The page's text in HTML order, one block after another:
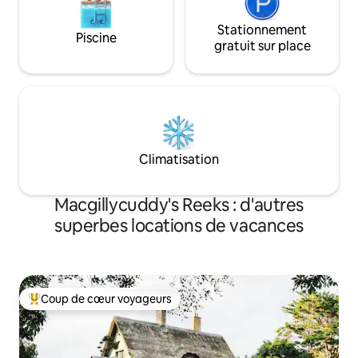
Piscine
Stationnement
gratuit sur place
Climatisation
Macgillycuddy's Reeks : d'autres
superbes locations de vacances
Coups de cœur voyageurs les plus appréciés
Coup de cœur voyageurs